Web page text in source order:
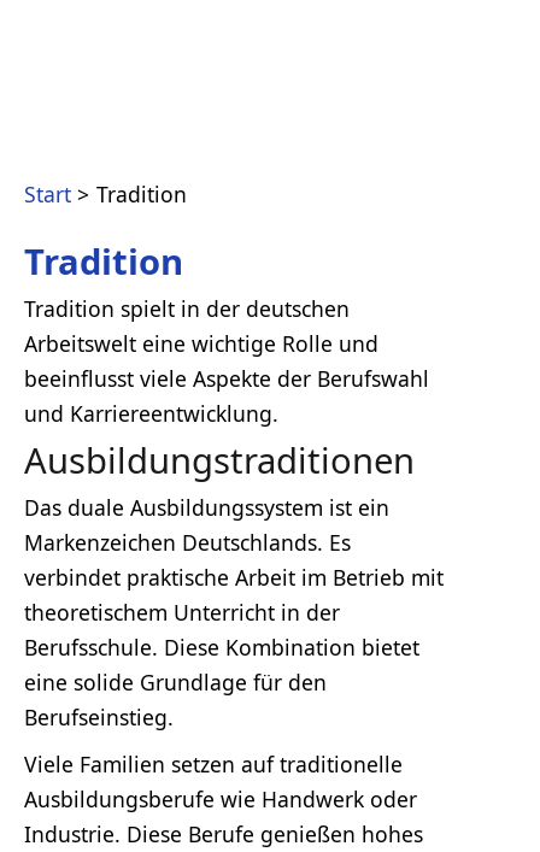
Start Tradition
Tradition
Tradition spielt in der deutschen
Arbeitswelt eine wichtige Rolle und
beeinflusst viele Aspekte der Berufswahl
und Karriereentwicklung.
Ausbildungstraditionen
Das duale Ausbildungssystem ist ein
Markenzeichen Deutschlands. Es
verbindet praktische Arbeit im Betrieb mit
theoretischem Unterricht in der
Berufsschule. Diese Kombination bietet
eine solide Grundlage für den
Berufseinstieg.
Viele Familien setzen auf traditionelle
Ausbildungsberufe wie Handwerk oder
Industrie. Diese Berufe genießen hohes